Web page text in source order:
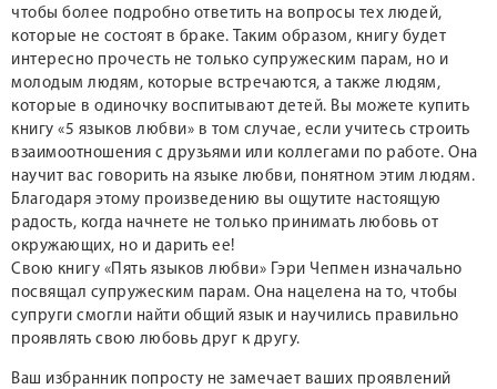
чтобы более подробно ответить на вопросы тех людей,
которые не состоят в браке. Таким образом, книгу будет
интересно прочесть не только супружеским парам, но и
молодым людям, которые встречаются, а также людям,
которые в одиночку воспитывают детей. Вы можете купить
книгу «5 языков любви» в том случае, если учитесь строить
взаимоотношения с друзьями или коллегами по работе. Она
научит вас говорить на языке любви, понятном этим людям.
Благодаря этому произведению вы ощутите настоящую
радость, когда начнете не только принимать любовь от
окружающих, но и дарить ее!
Свою книгу «Пять языков любви» Гэри Чепмен изначально
посвящал супружеским парам. Она нацелена на то, чтобы
супруги смогли найти общий язык и научились правильно
проявлять свою любовь друг к другу.
Ваш избранник попросту не замечает ваших проявлений